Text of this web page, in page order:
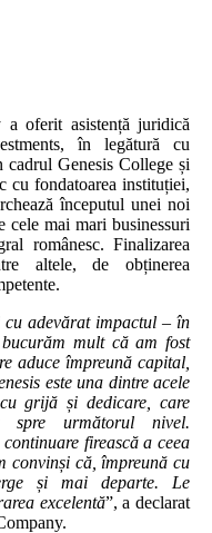
a oferit asistență juridică
în legătură cu
Genesis College și
cu fondatoarea instituției,
începutul unei noi
cele mai mari businessuri
românesc. Finalizarea
altele, de obținerea
cu adevărat impactul – în
mult că am fost
aduce împreună capital,
este una dintre acele
grijă și dedicare, care
următorul nivel.
firească a ceea
convinși că, împreună cu
și mai departe. Le
excelentă”, a declarat